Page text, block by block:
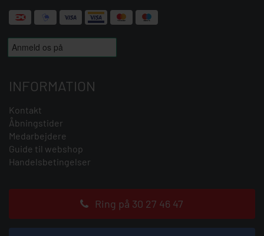
INFORMATION
Kontakt
Åbningstider
Medarbejdere
Guide til webshop
Handelsbetingelser
Ring på 30 27 46 47